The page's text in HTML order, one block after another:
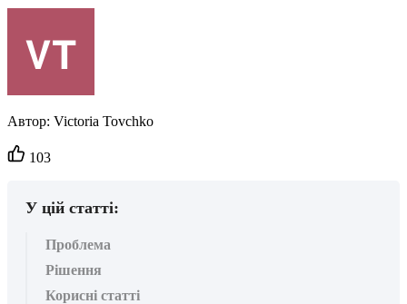
Автор: Victoria Tovchko
Кількість
вподобайок:
103
У цій статті:
Проблема
Рішення
Корисні статті